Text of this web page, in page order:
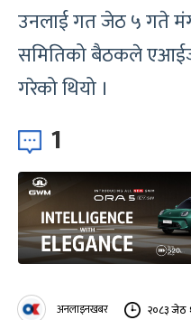
उनलाई गत जेठ ५ गते
समितिको बैठकले
गरेको थियो ।
1
अनलाइनखबर २०८३ जेठ